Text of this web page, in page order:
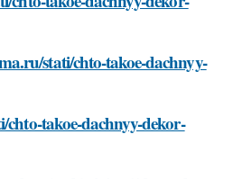
stati/chto-takoe-dachnyy-
chto-takoe-dachnyy-dekor-